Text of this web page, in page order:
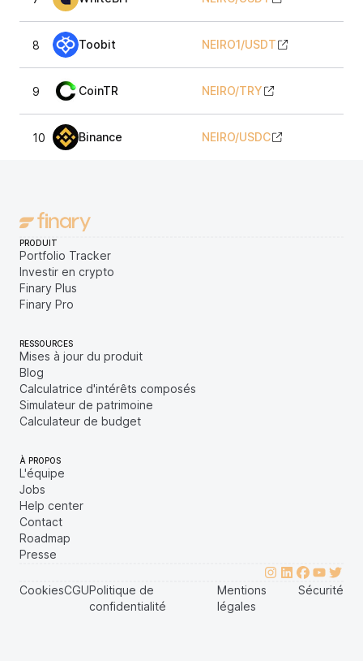
8 Toobit NEIRO1/USDT
9 CoinTR NEIRO/TRY
10 Binance NEIRO/USDC
PRODUIT
Portfolio Tracker
Investir en crypto
Finary Plus
Finary Pro
RESSOURCES
Mises à jour du produit
Blog
Calculatrice d'intérêts composés
Simulateur de patrimoine
Calculateur de budget
À PROPOS
L'équipe
Jobs
Help center
Contact
Roadmap
Presse
CookiesCGUPolitique de
confidentialité
Mentions
légales
Sécurité